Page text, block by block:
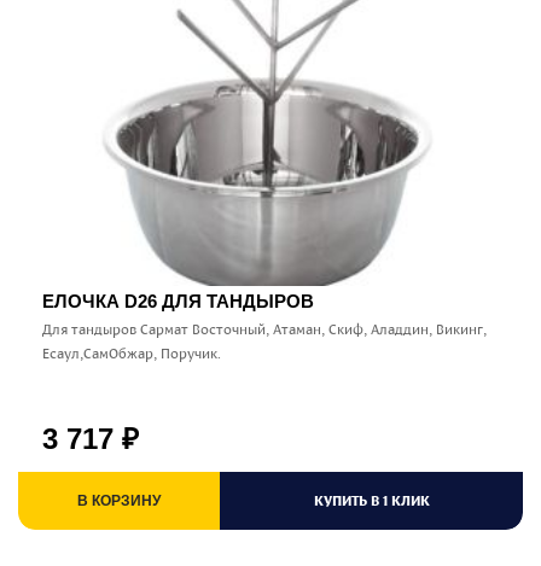
ЕЛОЧКА D26 ДЛЯ ТАНДЫРОВ
Для тандыров Сармат Восточный, Атаман, Скиф, Аладдин, Викинг,
Есаул,СамОбжар, Поручик.
3 717 ₽
В КОРЗИНУ КУПИТЬ В 1 КЛИК